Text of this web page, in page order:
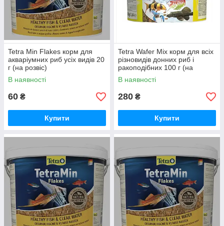
Tetra Min Flakes корм для
акваріумних риб усіх видів 20
г (на розвіс)
В наявності
60 ₴
Купити
Tetra Wafer Mix корм для всіх
різновидів донних риб і
ракоподібних 100 г (на
розвіс)
В наявності
280 ₴
Купити